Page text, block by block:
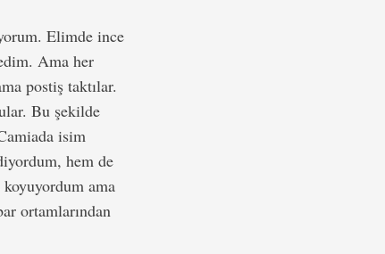
Elimde ince
Ama her
postiş taktılar.
Bu şekilde
isim
hem de
ama
ortamlarından